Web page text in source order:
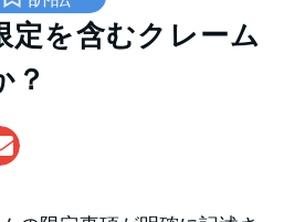
定を含むクレーム
？